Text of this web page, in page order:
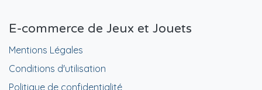
E-commerce de Jeux et Jouets
Mentions Légales
Conditions d'utilisation
Politique de confidentialité